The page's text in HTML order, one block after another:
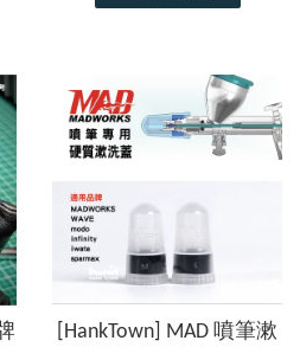
[HankTown] MAD 噴筆漱